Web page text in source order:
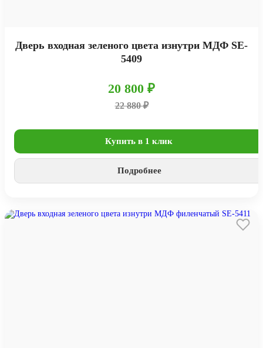
Дверь входная зеленого цвета изнутри МДФ SE-
5409
20 800 ₽
22 880 ₽
Купить в 1 клик
Подробнее